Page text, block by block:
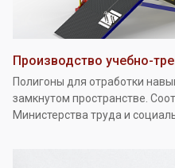
Производство учебно-
Полигоны для отработки
замкнутом пространстве.
Министерства труда и